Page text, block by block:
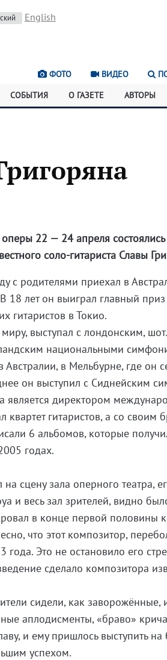
English
ФОТО ВИДЕО
СОБЫТИЯ О ГАЗЕТЕ АВТОРЫ
22 — 24 апреля состоялись
соло-гитариста Славы
с родителями приехал в
18 лет он выиграл главный
гитаристов в Токио.
выступал с лондонским,
национальными
в Мельбурне, где он
он выступил с Сиднейским
является директором
квартет гитаристов, а со своим
6 альбомов, которые
годах.
сцену зала оперного театра,
и весь зал зрителей, видно
в конце первой половины
что этот композитор,
Это не остановило его
сделало композитора
сидели, как заворожённые,
аплодисменты, «браво»
и ему пришлось выступить на
успехом.